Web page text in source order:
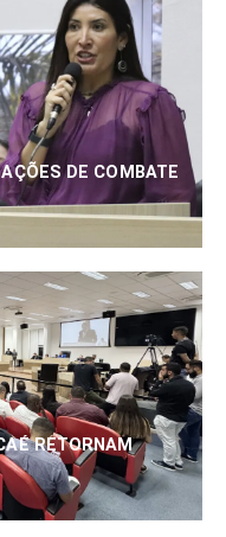
DE COMBATE
RETORNAM